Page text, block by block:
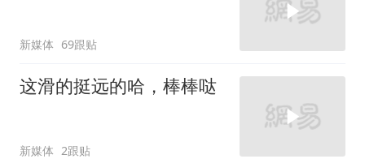
新媒体 69跟贴
这滑的挺远的哈，棒棒哒
新媒体 2跟贴